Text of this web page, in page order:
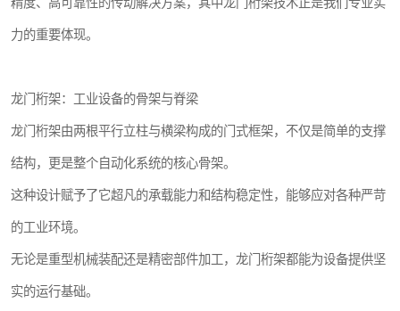
力的重要体现。
龙门桁架：工业设备的骨架与脊梁
龙门桁架由两根平行立柱与横梁构成的门式框架，不仅是简单的支撑
结构，更是整个自动化系统的核心骨架。
这种设计赋予了它超凡的承载能力和结构稳定性，能够应对各种严苛
的工业环境。
无论是重型机械装配还是精密部件加工，龙门桁架都能为设备提供坚
实的运行基础。